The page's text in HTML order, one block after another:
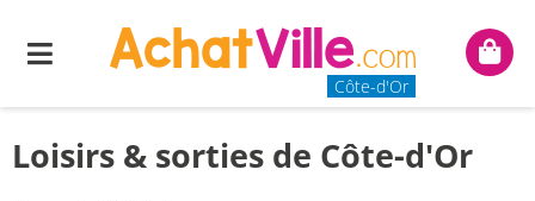
Menu
Côte-d'Or
Mon
Loisirs & sorties de Côte-d'Or